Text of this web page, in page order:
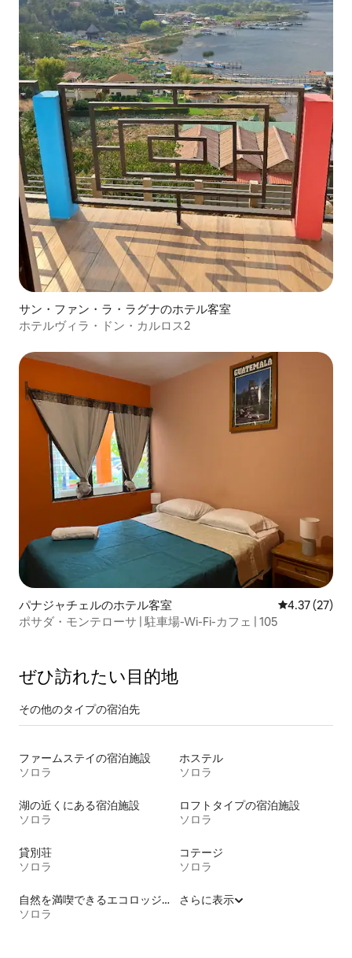
サン・ファン・ラ・ラグナのホテル客室
ホテルヴィラ・ドン・カルロス2
パナジャチェルのホテル客室 レビュー27
4.37 (27)
ポサダ・モンテローサ | 駐車場-Wi-Fi-カフェ | 105
ぜひ訪⁠れ⁠た⁠い目⁠的⁠地
その他のタ⁠イ⁠プ⁠の宿⁠泊⁠先
ファームステイの宿泊施設
ソロラ
ホステル
ソロラ
湖の近くにある宿泊施設
ソロラ
ロフトタイプの宿泊施設
ソロラ
貸別荘
ソロラ
コテージ
ソロラ
自然を満喫できるエコロッジの宿泊施設
ソロラ
さらに表示